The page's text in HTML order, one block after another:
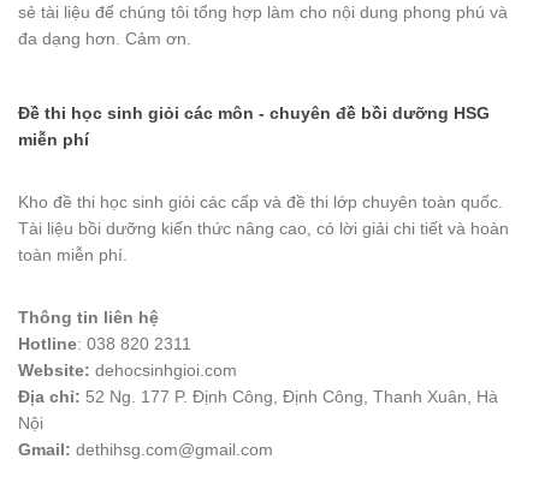
sẻ tài liệu để chúng tôi tổng hợp làm cho nội dung phong phú và
đa dạng hơn. Cảm ơn.
Đề thi học sinh giỏi các môn - chuyên đề bồi dưỡng HSG
miễn phí
Kho đề thi học sinh giỏi các cấp và đề thi lớp chuyên toàn quốc.
Tài liệu bồi dưỡng kiến thức nâng cao, có lời giải chi tiết và hoàn
toàn miễn phí.
Thông tin liên hệ
Hotline: 038 820 2311
Website: dehocsinhgioi.com
Địa chỉ: 52 Ng. 177 P. Định Công, Định Công, Thanh Xuân, Hà
Nội
Gmail: dethihsg.com@gmail.com